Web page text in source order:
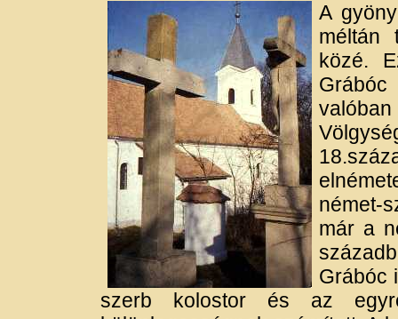
A
méltán
közé.
német-
már a
Grábóc
szerb kolostor és az